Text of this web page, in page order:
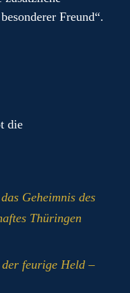
Freund“.
die
Geheimnis des
Thüringen
feurige Held –